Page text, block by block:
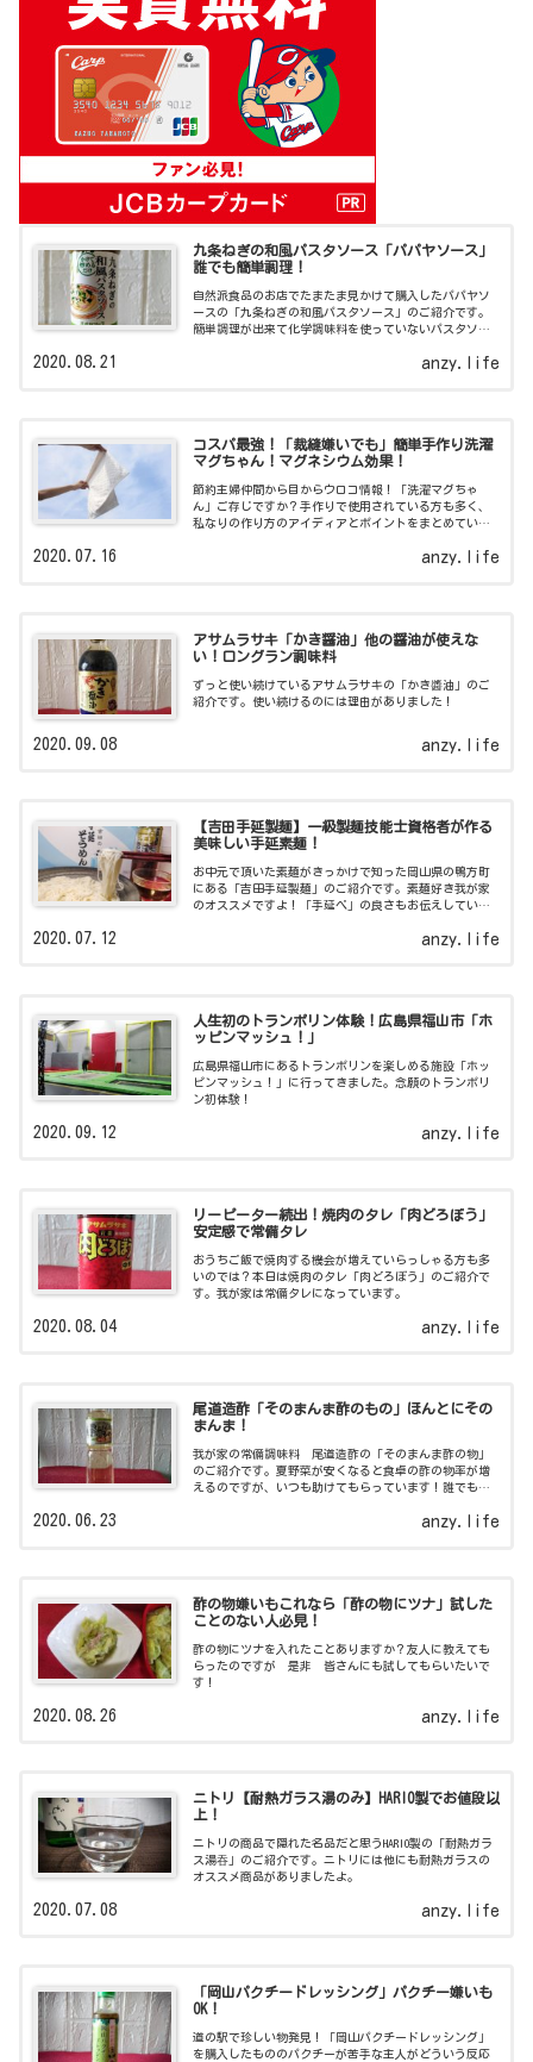
九条ねぎの和風パスタソース「パパヤソース」
誰でも簡単調理！
自然派食品のお店でたまたま見かけて購入したパパヤソ
ースの「九条ねぎの和風パスタソース」のご紹介です。
簡単調理が出来て化学調味料を使っていないパスタソー
anzy.life
2020.08.21
コスパ最強！「裁縫嫌いでも」簡単手作り洗濯
マグちゃん！マグネシウム効果！
節約主婦仲間から目からウロコ情報！「洗濯マグちゃ
ん」ご存じですか？手作りで使用されている方も多く、
私なりの作り方のアイディアとポイントをまとめていま
anzy.life
2020.07.16
アサムラサキ「かき醤油」他の醤油が使えな
い！ロングラン調味料
ずっと使い続けているアサムラサキの「かき醬油」のご
紹介です。使い続けるのには理由がありました！
anzy.life
2020.09.08
【吉田手延製麺】一級製麺技能士資格者が作る
美味しい手延素麺！
お中元で頂いた素麺がきっかけで知った岡山県の鴨方町
にある「吉田手延製麺」のご紹介です。素麺好き我が家
のオススメですよ！「手延べ」の良さもお伝えしていま
anzy.life
2020.07.12
人生初のトランポリン体験！広島県福山市「ホ
ッピンマッシュ！」
広島県福山市にあるトランポリンを楽しめる施設「ホッ
ピンマッシュ！」に行ってきました。念願のトランポリ
ン初体験！
anzy.life
2020.09.12
リーピーター続出！焼肉のタレ「肉どろぼう」
安定感で常備タレ
おうちご飯で焼肉する機会が増えていらっしゃる方も多
いのでは？本日は焼肉のタレ「肉どろぼう」のご紹介で
す。我が家は常備タレになっています。
anzy.life
2020.08.04
尾道造酢「そのまんま酢のもの」ほんとにその
まんま！
我が家の常備調味料 尾道造酢の「そのまんま酢の物」
のご紹介です。夏野菜が安くなると食卓の酢の物率が増
えるのですが、いつも助けてもらっています！誰でも簡
anzy.life
2020.06.23
酢の物嫌いもこれなら「酢の物にツナ」試した
ことのない人必見！
酢の物にツナを入れたことありますか？友人に教えても
らったのですが 是非 皆さんにも試してもらいたいで
す！
anzy.life
2020.08.26
ニトリ【耐熱ガラス湯のみ】HARIO製でお値段以
上！
ニトリの商品で隠れた名品だと思うHARIO製の「耐熱ガラ
ス湯吞」のご紹介です。ニトリには他にも耐熱ガラスの
オススメ商品がありましたよ。
anzy.life
2020.07.08
「岡山パクチードレッシング」パクチー嫌いも
OK！
道の駅で珍しい物発見！「岡山パクチードレッシング」
を購入したもののパクチーが苦手な主人がどういう反応